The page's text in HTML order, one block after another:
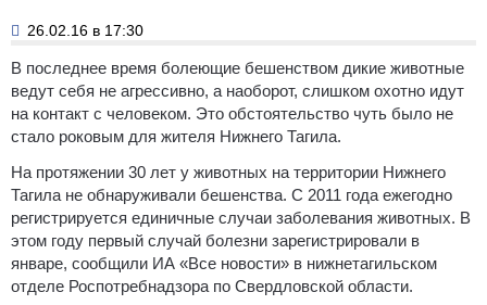
26.02.16 в 17:30
В последнее время болеющие бешенством дикие животные
ведут себя не агрессивно, а наоборот, слишком охотно идут
на контакт с человеком. Это обстоятельство чуть было не
стало роковым для жителя Нижнего Тагила.
На протяжении 30 лет у животных на территории Нижнего
Тагила не обнаруживали бешенства. С 2011 года ежегодно
регистрируется единичные случаи заболевания животных. В
этом году первый случай болезни зарегистрировали в
январе, сообщили ИА «Все новости» в нижнетагильском
отделе Роспотребнадзора по Свердловской области.